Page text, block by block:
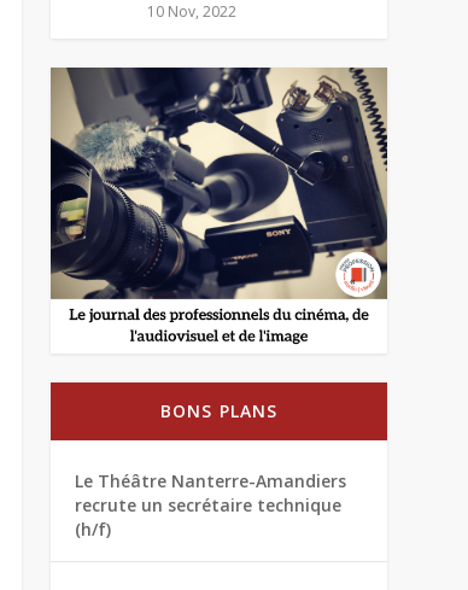
10 Nov, 2022
BONS PLANS
Le Théâtre Nanterre-Amandiers
recrute un secrétaire technique
(h/f)